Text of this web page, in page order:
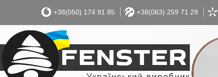
+38(050) 174 91 85 +38(063) 259 71 29